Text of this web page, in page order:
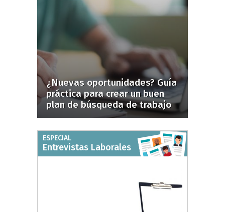
¿Nuevas oportunidades? Guía
práctica para crear un buen
plan de búsqueda de trabajo
ESPECIAL
Entrevistas Laborales